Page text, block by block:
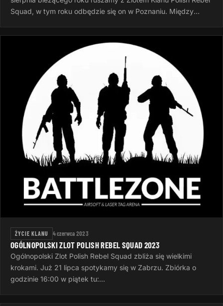
Squad, w tym roku odbędzie się on w Poznaniu. Między
ŻYCIE KLANU 4 czerwca 2023
OGÓLNOPOLSKI ZLOT POLISH REBEL SQUAD 2023
Ogólnopolski Zlot Polish Rebel Squad zbliża się wielkimi
krokami. Już 21 lipca spotykamy się w Zabrzu. Zbiórka o
godzinie 16:00 w piątek tu: